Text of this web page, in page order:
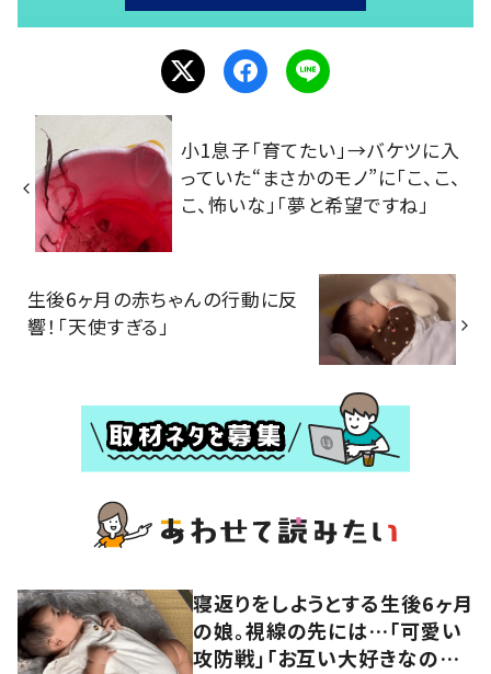
小1息子「育てたい」→バケツに入
っていた“まさかのモノ”に「こ、こ、
こ、怖いな」「夢と希望ですね」
生後6ヶ月の赤ちゃんの行動に反
響！「天使すぎる」
寝返りをしようとする生後6ヶ月
の娘。視線の先には…「可愛い
攻防戦」「お互い大好きなのが